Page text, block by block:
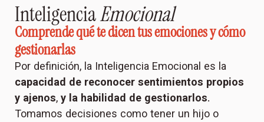
InteligenciaEmocional
Comprende qué te dicen tus emociones y cómo
gestionarlas
Por definición, la Inteligencia Emocional es la
capacidad de reconocer sentimientos propios
y ajenos,y la habilidad de gestionarlos.
Tomamos decisiones como tener un hijo o